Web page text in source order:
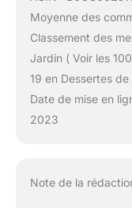
Moyenne des
Classement des
Jardin ( Voir les
19 en Dessertes de
Date de mise en
2023
Note de la